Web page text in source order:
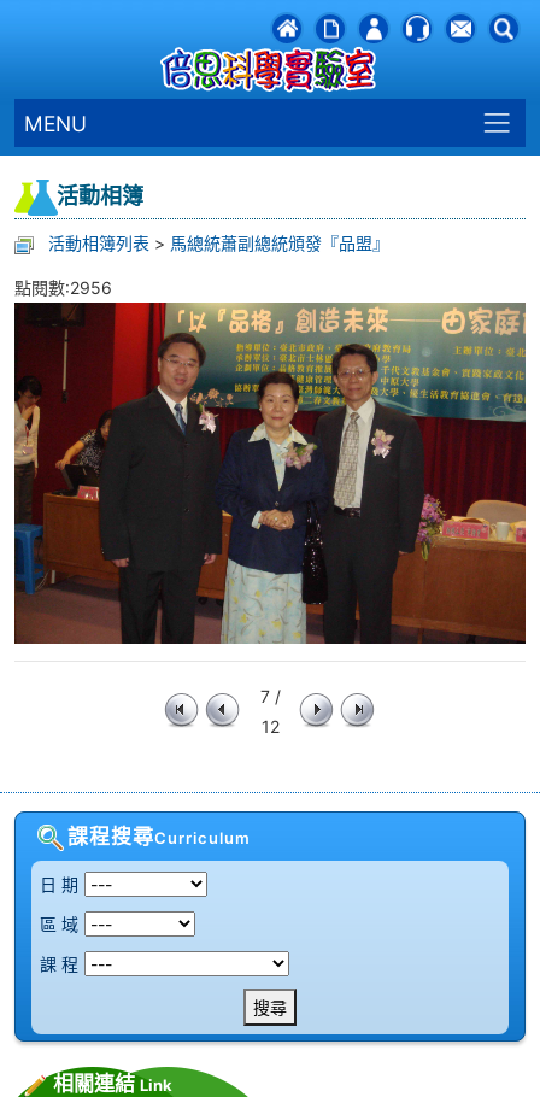
MENU
活動相簿
活動相簿列表 > 馬總統蕭副總統頒發『品盟』
點閱數:2956
7 /
12
課程搜尋Curriculum
日 期
區 域
課 程
搜尋
相關連結Link